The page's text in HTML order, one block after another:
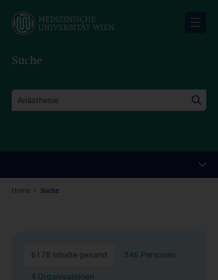
main
Suche
Home Suche
6178 Inhalte gesamt 346 Personen
4 Organisationen